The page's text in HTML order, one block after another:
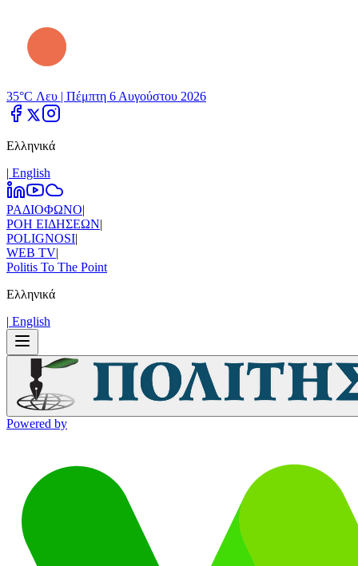
35°C Λευ | Πέμπτη 6 Αυγούστου 2026
Ελληνικά
| Εnglish
ΡΑΔΙΟΦΩΝΟ|
ΡΟΗ ΕΙΔΗΣΕΩΝ|
POLIGNOSI|
WEB TV|
Politis To The Point
Ελληνικά
| Εnglish
Powered by